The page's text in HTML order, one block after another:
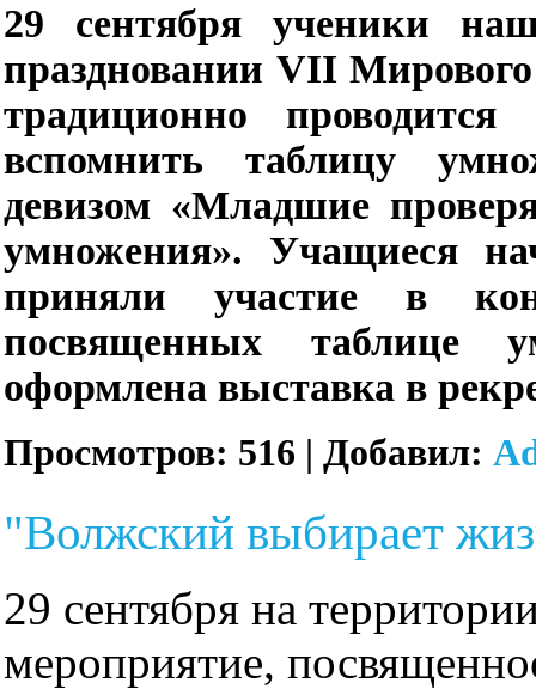
29 сентября ученики
праздновании VII
традиционно
вспомнить таблицу
девизом «Младшие
умножения». Учащиеся
приняли участие в
посвященных таблице
оформлена выставка в
Просмотров: 516 | Добавил:
"Волжский выбирает
29 сентября на
мероприятие,